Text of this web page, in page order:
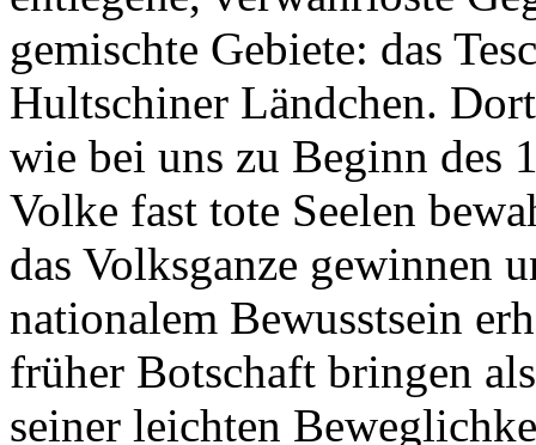
gemischte Gebiete: das
Hultschiner Ländchen.
wie bei uns zu Beginn des
Volke fast tote Seelen
das Volksganze gewinnen
nationalem Bewusstsein
früher Botschaft bringen
seiner leichten